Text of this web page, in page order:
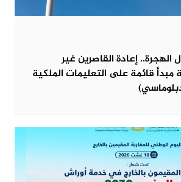
إعادة القاصرين غير
مبدأ قائمة على التعليمات الملكية